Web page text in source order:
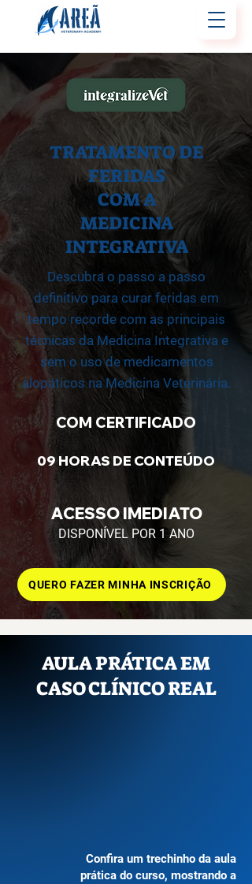
TRATAMENTO DE
FERIDAS
COM A
MEDICINA
INTEGRATIVA
Descubra o passo a passo
definitivo para curar feridas em
tempo recorde com as principais
técnicas da Medicina Integrativa e
sem o uso de medicamentos
alopáticos na Medicina Veterinária.
COM CERTIFICADO
09 HORAS DE CONTEÚDO
ACESSO IMEDIATO
DISPONÍVEL POR 1 ANO
QUERO FAZER MINHA INSCRIÇÃO
AULA PRÁTICA EM
CASO CLÍNICO REAL
Confira um trechinho da aula
prática do curso, mostrando a